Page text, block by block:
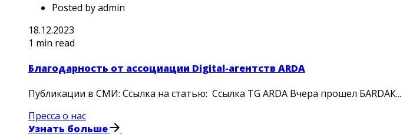
Posted byadmin
18.12.2023
1 min read
Благодарность от ассоциации Digital-агентств ARDA
Публикации в СМИ: Ссылка на статью: Ссылка TG ARDA Вчера прошел БARDAК...
Пресса о нас
Узнать больше